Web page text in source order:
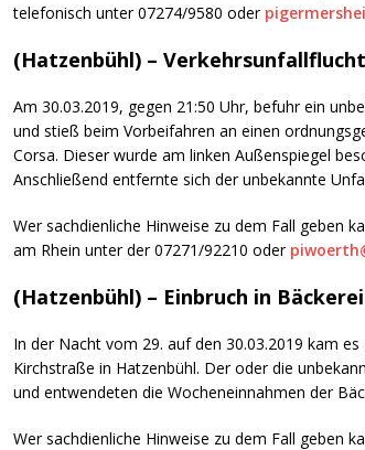
telefonisch unter 07274/9580 oder
(Hatzenbühl) – Verkehrsunfallflucht
Am 30.03.2019, gegen 21:50 Uhr, befuhr ein
und stieß beim Vorbeifahren an einen
Corsa. Dieser wurde am linken Außenspiegel
Anschließend entfernte sich der unbekannte
Wer sachdienliche Hinweise zu dem Fall geben
am Rhein unter der 07271/92210 oder
(Hatzenbühl) – Einbruch in Bäckerei
In der Nacht vom 29. auf den 30.03.2019 kam
Kirchstraße in Hatzenbühl. Der oder die
und entwendeten die Wocheneinnahmen der
Wer sachdienliche Hinweise zu dem Fall geben